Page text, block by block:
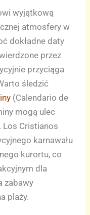
wyjątkową
atmosfery w
dokładne daty
przez
przyciąga
śledzić
(Calendario de
mogą ulec
Los Cristianos
karnawału
kurortu, co
dla
zabawy
plaży.